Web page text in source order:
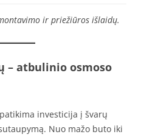
ir priežiūros išlaidų.
– atbulinio osmoso
investicija į švarų
Nuo mažo buto iki